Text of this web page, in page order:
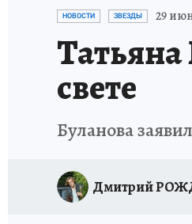
НОВОСТИ ЗВЕЗДЫ 29
Татьяна
свете
Буланова
Дмитрий